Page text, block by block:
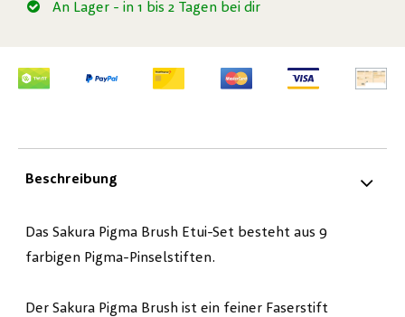
An Lager - in 1 bis 2 Tagen bei dir
Beschreibung
Das Sakura Pigma Brush Etui-Set besteht aus 9
farbigen Pigma-Pinselstiften.
Der Sakura Pigma Brush ist ein feiner Faserstift